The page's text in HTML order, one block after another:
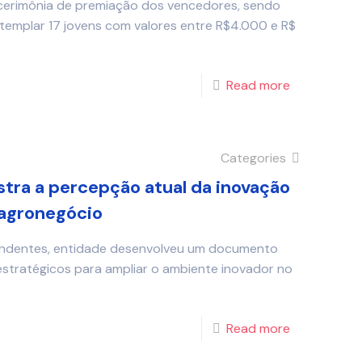
de premiação dos vencedores, sendo
17 jovens com valores entre R$4.000 e R$
Read more
Categories
a percepção atual da inovação
entidade desenvolveu um documento
para ampliar o ambiente inovador no
Read more